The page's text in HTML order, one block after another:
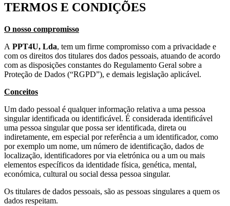
TERMOS E CONDIÇÕES
O nosso compromisso
A PPT4U, Lda, tem um firme compromisso com a privacidade e
com os direitos dos titulares dos dados pessoais, atuando de acordo
com as disposições constantes do Regulamento Geral sobre a
Proteção de Dados (“RGPD”), e demais legislação aplicável.
Conceitos
Um dado pessoal é qualquer informação relativa a uma pessoa
singular identificada ou identificável. É considerada identificável
uma pessoa singular que possa ser identificada, direta ou
indiretamente, em especial por referência a um identificador, como
por exemplo um nome, um número de identificação, dados de
localização, identificadores por via eletrónica ou a um ou mais
elementos específicos da identidade física, genética, mental,
económica, cultural ou social dessa pessoa singular.
Os titulares de dados pessoais, são as pessoas singulares a quem os
dados respeitam.